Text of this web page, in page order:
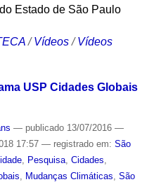
Estado de São Paulo
/Vídeos /Vídeos
USP Cidades Globais
— publicado13/07/2016 —
17:57 — registrado em: São
, Pesquisa, Cidades,
, Mudanças Climáticas, São